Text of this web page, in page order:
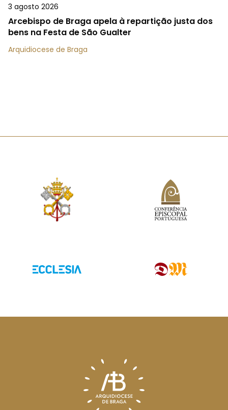
3 agosto 2026
Arcebispo de Braga apela à repartição justa dos
bens na Festa de São Gualter
Arquidiocese de Braga